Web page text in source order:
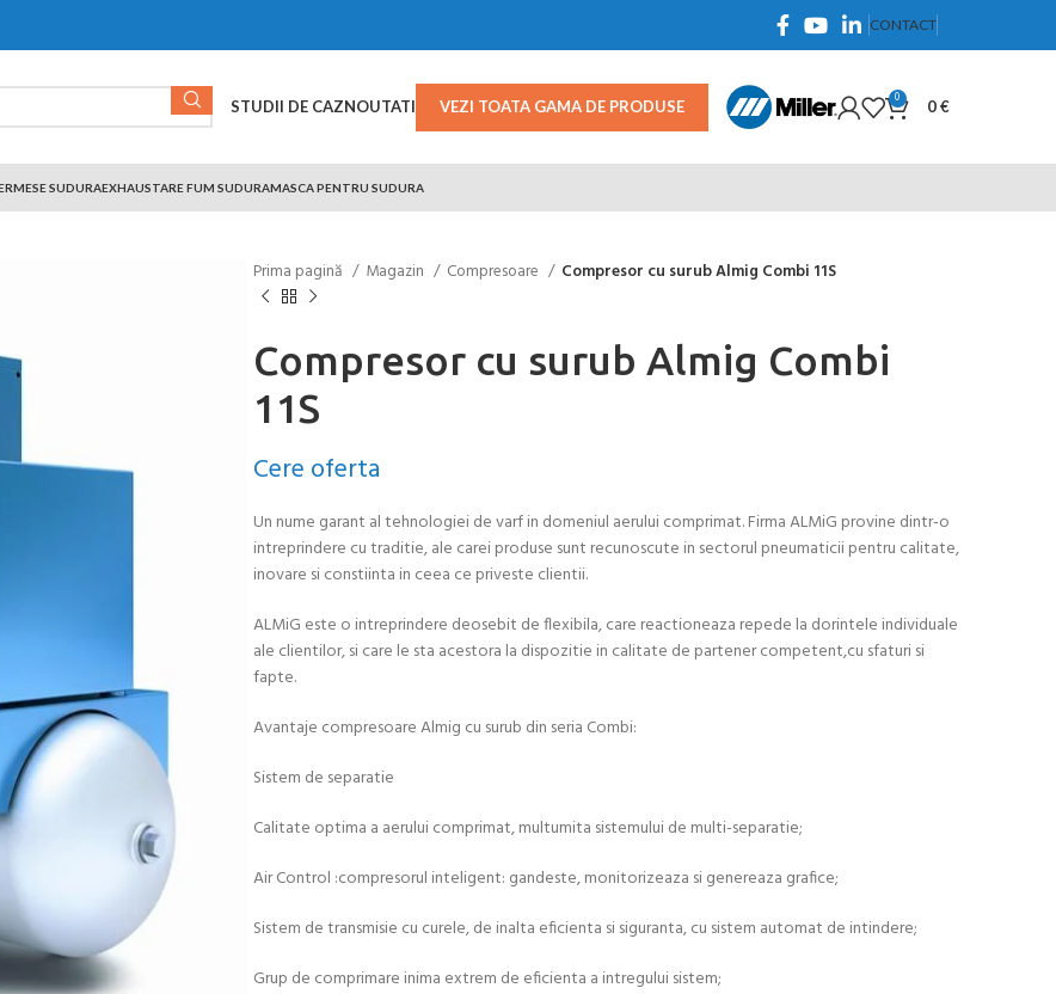
CONTACT
STUDII DE CAZNOUTATI VEZI TOATA GAMA DE PRODUSE 0 0 €
MESE SUDURAEXHAUSTARE FUM SUDURAMASCA PENTRU SUDURA
Prima pagină Magazin Compresoare Compresor cu surub Almig Combi 11S
Compresor cu surub Almig Combi
11S
Cere oferta
Un nume garant al tehnologiei de varf in domeniul aerului comprimat. Firma ALMiG provine dintr-o
intreprindere cu traditie, ale carei produse sunt recunoscute in sectorul pneumaticii pentru calitate,
inovare si constiinta in ceea ce priveste clientii.
ALMiG este o intreprindere deosebit de flexibila, care reactioneaza repede la dorintele individuale
ale clientilor, si care le sta acestora la dispozitie in calitate de partener competent,cu sfaturi si
fapte.
Avantaje compresoare Almig cu surub din seria Combi:
Sistem de separatie
Calitate optima a aerului comprimat, multumita sistemului de multi-separatie;
Air Control :compresorul inteligent: gandeste, monitorizeaza si genereaza grafice;
Sistem de transmisie cu curele, de inalta eficienta si siguranta, cu sistem automat de intindere;
Grup de comprimare inima extrem de eficienta a intregului sistem;